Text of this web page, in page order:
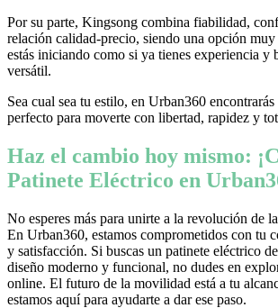
Por su parte, Kingsong combina fiabilidad,
relación calidad-precio, siendo una opción
estás iniciando como si ya tienes experiencia y
versátil.
Sea cual sea tu estilo, en Urban360
perfecto para moverte con libertad, rapidez y
Haz el cambio hoy mismo:
Patinete Eléctrico en
No esperes más para unirte a la revolución de
En Urban360, estamos comprometidos con tu
y satisfacción. Si buscas un patinete eléctrico
diseño moderno y funcional, no dudes en
online. El futuro de la movilidad está a tu
estamos aquí para ayudarte a dar ese paso.